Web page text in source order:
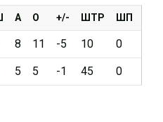
А О +/- ШТР ШП
8 11 -5 10 0
5 5 -1 45 0
2024/2025
2023/2024